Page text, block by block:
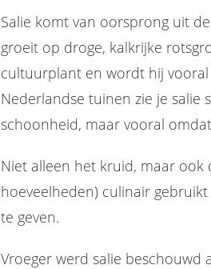
Salie komt van oorsprong uit
groeit op droge, kalkrijke
cultuurplant en wordt hij
Nederlandse tuinen zie je salie
schoonheid, maar vooral
Niet alleen het kruid, maar ook
hoeveelheden) culinair
te geven.
Vroeger werd salie beschouwd